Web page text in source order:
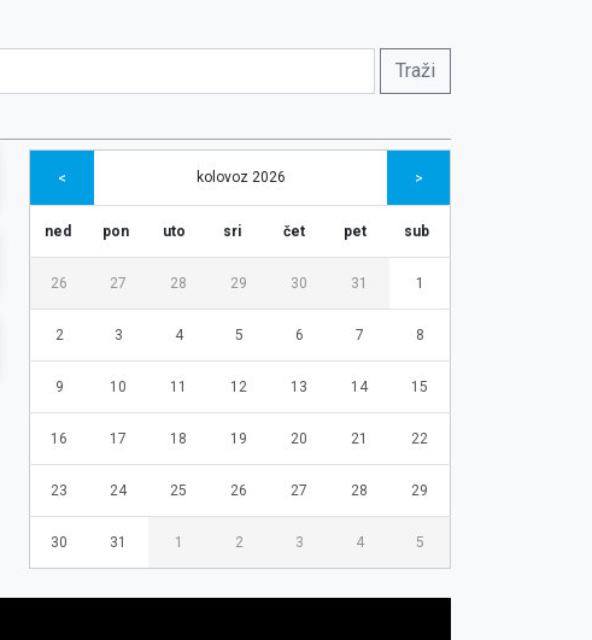
< kolovoz 2026 >
ned pon uto sri čet pet sub
26 27 28 29 30 31 1
2 3 4 5 6 7 8
9 10 11 12 13 14 15
16 17 18 19 20 21 22
23 24 25 26 27 28 29
30 31 1 2 3 4 5